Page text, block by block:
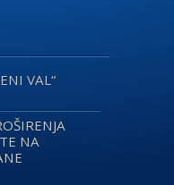
VAL“
NA